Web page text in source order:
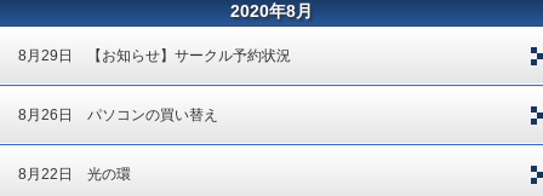
2020年8月
8月29日 【お知らせ】サークル予約状況
8月26日 パソコンの買い替え
8月22日 光の環